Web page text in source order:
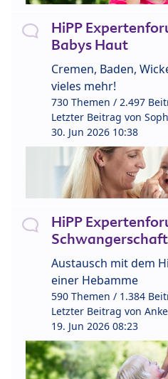
HiPP
Babys Haut
Cremen, Baden,
vieles mehr!
730 Themen / 2.497
Letzter Beitrag von
30. Jun 2026 10:38
HiPP
Schwangerschaft
Austausch mit dem
einer Hebamme
590 Themen / 1.384
Letzter Beitrag von
19. Jun 2026 08:23